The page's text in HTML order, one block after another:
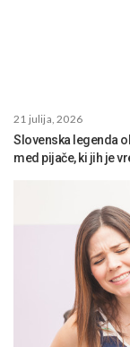
21 julija, 2026
Slovenska legenda
med pijače, ki jih je